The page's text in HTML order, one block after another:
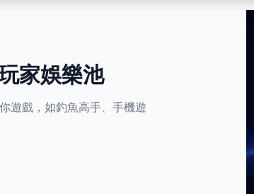
家娛樂池
遊戲，如釣魚高手、手機遊